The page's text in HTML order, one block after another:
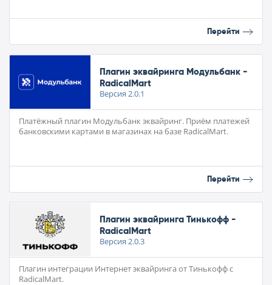
Перейти
Плагин эквайринга Модульбанк -
RadicalMart
Версия 2.0.1
Платёжный плагин Модульбанк эквайринг. Приём платежей
банковскими картами в магазинах на базе RadicalMart.
Перейти
Плагин эквайринга Тинькофф -
RadicalMart
Версия 2.0.3
Плагин интеграции Интернет эквайринга от Тинькофф с
RadicalMart.